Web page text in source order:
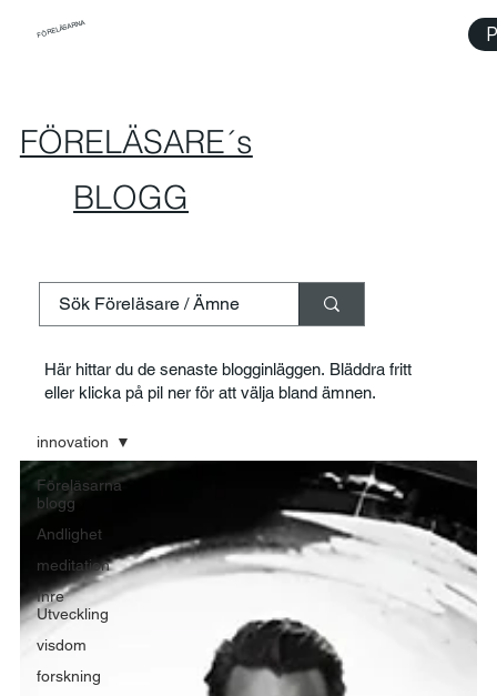
FÖRELÄSARNA
FÖRELÄSARE´s
BLOGG
Här hittar du de senaste blogginläggen. Bläddra fritt
eller klicka på pil ner för att välja bland ämnen.
Föreläsarna
blogg
Andlighet
meditation
Inre
Utveckling
visdom
forskning
innovation